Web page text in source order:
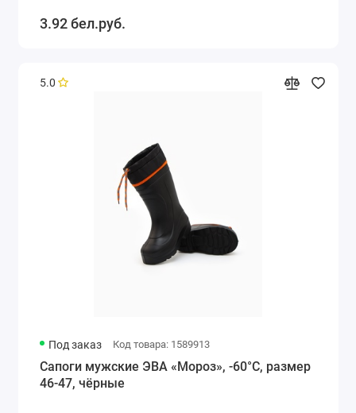
3.92 бел.руб.
5.0
Под заказ Код товара: 1589913
Сапоги мужские ЭВА «Мороз», -60°С, размер
46-47, чёрные